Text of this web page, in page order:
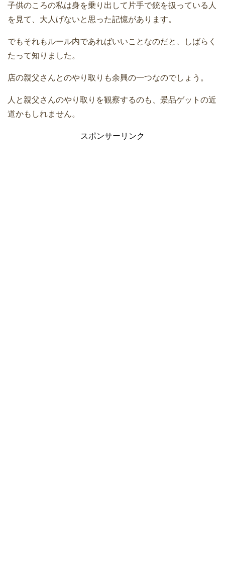
子供のころの私は身を乗り出して片手で銃を扱っている人
を見て、大人げないと思った記憶があります。
でもそれもルール内であればいいことなのだと、しばらく
たって知りました。
店の親父さんとのやり取りも余興の一つなのでしょう。
人と親父さんのやり取りを観察するのも、景品ゲットの近
道かもしれません。
スポンサーリンク